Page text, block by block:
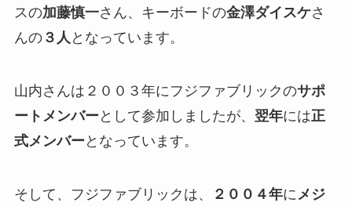
スの加藤慎一さん、キーボードの金澤ダイスケさ
んの３人 となっています。
山内さんは２００３年にフジファブリックのサポ
ートメンバー として参加しましたが、 翌年には正
式メンバー となっています。
そして、フジファブリックは、 ２００４年に メジ